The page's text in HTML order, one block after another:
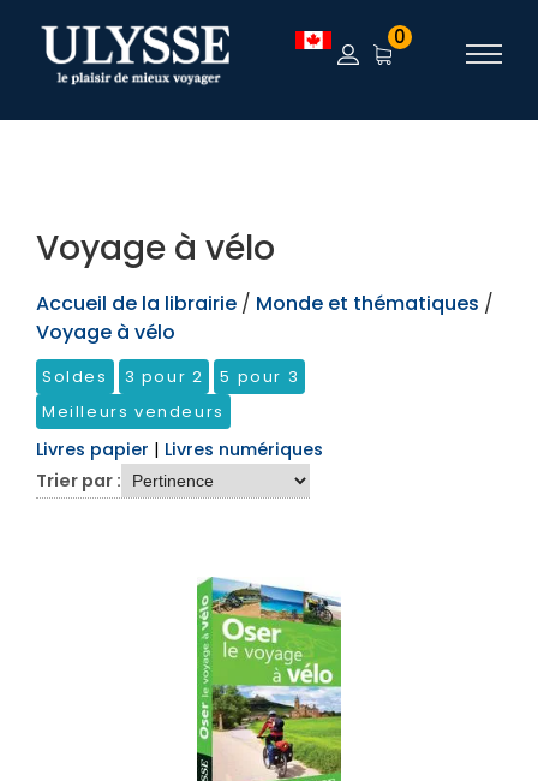
TEST 0
Voyage à vélo
Accueil de la librairie / Monde et thématiques /
Voyage à vélo
Soldes 3 pour 2
5 pour 3
Meilleurs vendeurs
Livres papier | Livres numériques
Trier par :